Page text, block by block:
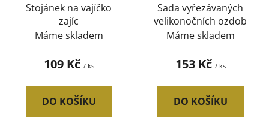
Stojánek na vajíčko
zajíc
Máme skladem
109 Kč / ks
DO KOŠÍKU
Sada vyřezávaných
velikonočních ozdob
Máme skladem
153 Kč / ks
DO KOŠÍKU